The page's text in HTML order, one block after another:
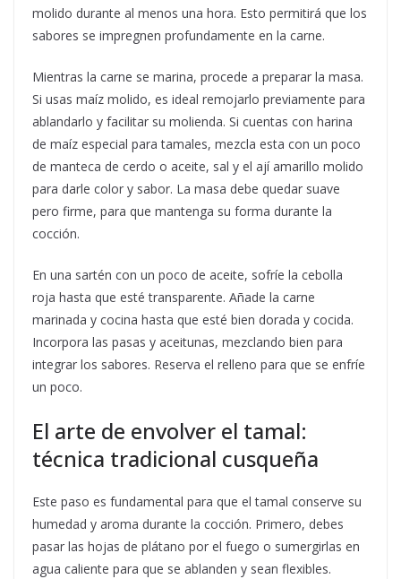
molido durante al menos una hora. Esto permitirá que los
sabores se impregnen profundamente en la carne.
Mientras la carne se marina, procede a preparar la masa.
Si usas maíz molido, es ideal remojarlo previamente para
ablandarlo y facilitar su molienda. Si cuentas con harina
de maíz especial para tamales, mezcla esta con un poco
de manteca de cerdo o aceite, sal y el ají amarillo molido
para darle color y sabor. La masa debe quedar suave
pero firme, para que mantenga su forma durante la
cocción.
En una sartén con un poco de aceite, sofríe la cebolla
roja hasta que esté transparente. Añade la carne
marinada y cocina hasta que esté bien dorada y cocida.
Incorpora las pasas y aceitunas, mezclando bien para
integrar los sabores. Reserva el relleno para que se enfríe
un poco.
El arte de envolver el tamal:
técnica tradicional cusqueña
Este paso es fundamental para que el tamal conserve su
humedad y aroma durante la cocción. Primero, debes
pasar las hojas de plátano por el fuego o sumergirlas en
agua caliente para que se ablanden y sean flexibles.